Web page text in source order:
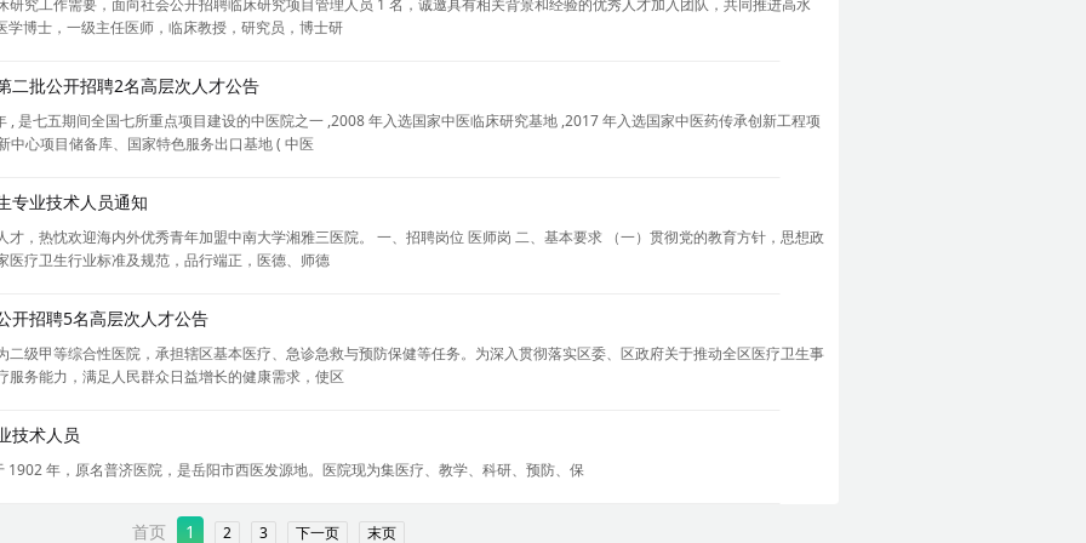
博士，一级主任医师，临床教授，研究员，博士研
二批公开招聘2名高层次人才公告
, 是七五期间全国七所重点项目建设的中医院之一 ,2008 年入选国家中医临床研究基地 ,2017 年入选国家中医药传承创新工程项
心项目储备库、国家特色服务出口基地 ( 中医
专业技术人员通知
，热忱欢迎海内外优秀青年加盟中南大学湘雅三医院。 一、招聘岗位 医师岗 二、基本要求 （一）贯彻党的教育方针，思想政
疗卫生行业标准及规范，品行端正，医德、师德
开招聘5名高层次人才公告
级甲等综合性医院，承担辖区基本医疗、急诊急救与预防保健等任务。为深入贯彻落实区委、区政府关于推动全区医疗卫生事
务能力，满足人民群众日益增长的健康需求，使区
技术人员
年，原名普济医院，是岳阳市西医发源地。医院现为集医疗、教学、科研、预防、保
首页 1 2 3 下一页 末页